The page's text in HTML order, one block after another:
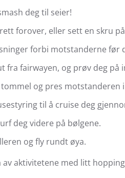
deg til seier!
forover, eller sett en skru
forbi motstanderne før
fra fairwayen, og prøv deg
og pres motstanderen i
til å cruise deg
deg videre på bølgene.
og fly rundt øya.
aktivitetene med litt hopping